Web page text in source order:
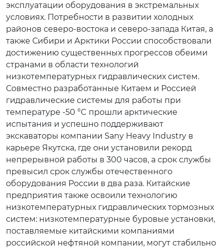
эксплуатации оборудования в экстремальных
условиях. Потребности в развитии холодных
районов северо-востока и северо-запада Китая, а
также Сибири и Арктики России способствовали
достижению существенных прогрессов обеими
странами в области технологий
низкотемпературных гидравлических систем.
Совместно разработанные Китаем и Россией
гидравлические системы для работы при
температуре -50 °C прошли арктические
испытания и успешно поддерживают
экскаваторы компании Sany Heavy Industry в
карьере Якутска, где они установили рекорд
непрерывной работы в 300 часов, а срок службы
превысил срок службы отечественного
оборудования России в два раза. Китайские
предприятия также освоили технологию
низкотемпературных гидравлических тормозных
систем: низкотемпературные буровые установки,
поставляемые китайскими компаниями
российской нефтяной компании, могут стабильно